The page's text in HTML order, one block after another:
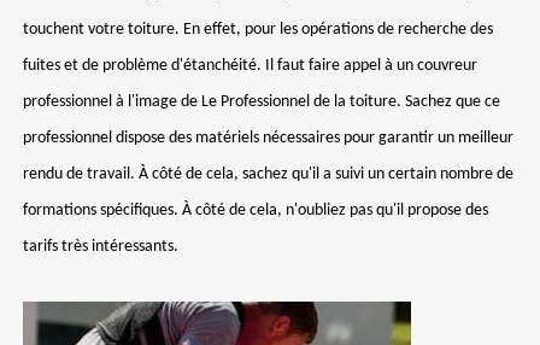
touchent votre toiture. En effet, pour les opérations de recherche des
fuites et de problème d'étanchéité. Il faut faire appel à un couvreur
professionnel à l'image de Le Professionnel de la toiture. Sachez que ce
professionnel dispose des matériels nécessaires pour garantir un meilleur
rendu de travail. À côté de cela, sachez qu'il a suivi un certain nombre de
formations spécifiques. À côté de cela, n'oubliez pas qu'il propose des
tarifs très intéressants.